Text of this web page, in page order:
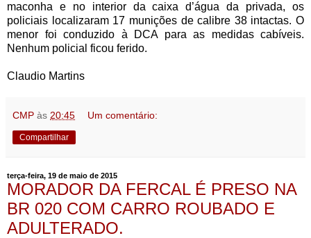
maconha e no interior da caixa d’água da privada, os
policiais localizaram 17 munições de calibre 38 intactas. O
menor foi conduzido à DCA para as medidas cabíveis.
Nenhum policial ficou ferido.
Claudio Martins
CMP às 20:45 Um comentário:
Compartilhar
terça-feira, 19 de maio de 2015
MORADOR DA FERCAL É PRESO NA
BR 020 COM CARRO ROUBADO E
ADULTERADO.